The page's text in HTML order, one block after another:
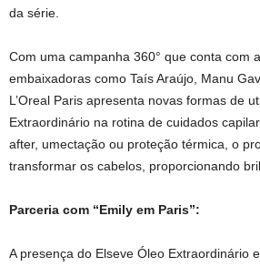
da série.
Com uma campanha 360° que conta com
embaixadoras como Taís Araújo, Manu
L’Oreal Paris apresenta novas formas de
Extraordinário na rotina de cuidados
after, umectação ou proteção térmica, o
transformar os cabelos, proporcionando
Parceria com “Emily em Paris”:
A presença do Elseve Óleo Extraordinário